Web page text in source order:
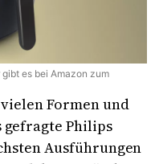
es bei Amazon zum
Formen und
gefragte Philips
Ausführungen